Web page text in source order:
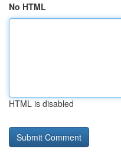
No HTML
HTML is disabled